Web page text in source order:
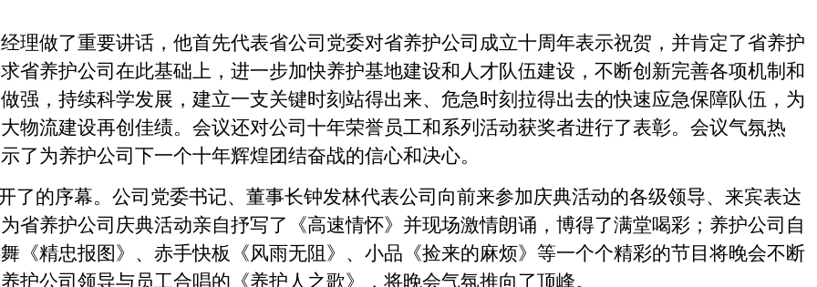
理做了重要讲话，他首先代表省公司党委对省养护公司成立十周年表示祝贺，并肯定了省养护
省养护公司在此基础上，进一步加快养护基地建设和人才队伍建设，不断创新完善各项机制和
强，持续科学发展，建立一支关键时刻站得出来、危急时刻拉得出去的快速应急保障队伍，为
物流建设再创佳绩。会议还对公司十年荣誉员工和系列活动获奖者进行了表彰。会议气氛热
了为养护公司下一个十年辉煌团结奋战的信心和决心。
了的序幕。公司党委书记、董事长钟发林代表公司向前来参加庆典活动的各级领导、来宾表达
省养护公司庆典活动亲自抒写了《高速情怀》并现场激情朗诵，博得了满堂喝彩；养护公司自
《精忠报图》、赤手快板《风雨无阻》、小品《捡来的麻烦》等一个个精彩的节目将晚会不断
护公司领导与员工合唱的《养护人之歌》，将晚会气氛推向了顶峰。